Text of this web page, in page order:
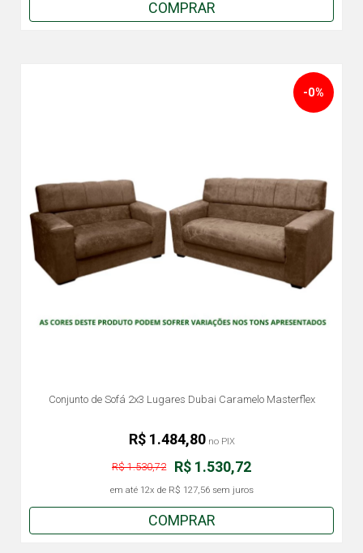
COMPRAR
Conjunto de Sofá 2x3 Lugares Dubai Caramelo Masterflex
-0%
R$ 1.530,72
R$ 1.530,72
em até 12x de R$ 127,56sem juros
R$ 1.484,80no PIX
COMPRAR